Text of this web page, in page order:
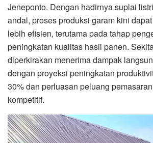
Jeneponto. Dengan hadirnya suplai
andal, proses produksi garam kini
lebih efisien, terutama pada tahap
peningkatan kualitas hasil panen.
diperkirakan menerima dampak
dengan proyeksi peningkatan
30% dan perluasan peluang
kompetitif.